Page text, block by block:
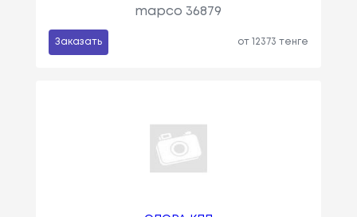
mapco 36879
Заказать от 12373 тенге